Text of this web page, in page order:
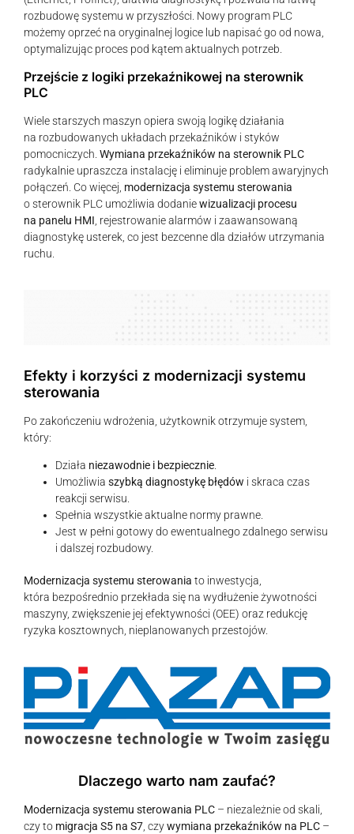
rozbudowę systemu w przyszłości. Nowy program PLC
możemy oprzeć na oryginalnej logice lub napisać go od nowa,
optymalizując proces pod kątem aktualnych potrzeb.
Przejście z logiki przekaźnikowej na sterownik
PLC
Wiele starszych maszyn opiera swoją logikę działania
na rozbudowanych układach przekaźników i styków
pomocniczych. Wymiana przekaźników na sterownik PLC
radykalnie upraszcza instalację i eliminuje problem awaryjnych
połączeń. Co więcej, modernizacja systemu sterowania
o sterownik PLC umożliwia dodaniewizualizacji procesu
na panelu HMI , rejestrowanie alarmów i zaawansowaną
diagnostykę usterek, co jest bezcenne dla działów utrzymania
ruchu.
Efekty i korzyści z modernizacji systemu
sterowania
Po zakończeniu wdrożenia, użytkownik otrzymuje system,
który:
Działa niezawodnie i bezpiecznie
Umożliwia szybką diagnostykę błędów i skraca czas
reakcji serwisu.
Spełnia wszystkie aktualne normy prawne.
Jest w pełni gotowy do ewentualnego zdalnego serwisu
i dalszej rozbudowy.
Modernizacja systemu sterowania to inwestycja,
która bezpośrednio przekłada się na wydłużenie żywotności
maszyny, zwiększenie jej efektywności (OEE) oraz redukcję
ryzyka kosztownych, nieplanowanych przestojów.
Dlaczego warto nam zaufać?
Modernizacja systemu sterowania PLC – niezależnie od skali,
czy to migracja S5 na S7, czywymiana przekaźników na PLC –